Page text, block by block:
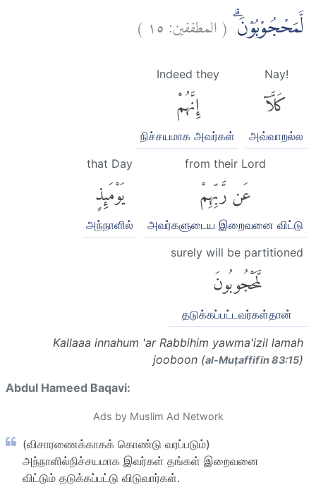
لَّمَحْجُوْبُوْنَۗ (المطففين:١٥ )
Nay!
كَلَّآ
அவ்வாறல்ல
Indeed they
إِنَّهُمْ
நிச்சயமாக அவர்கள்
from their Lord
عَن رَّبِّهِمْ
அவர்களுடைய இறைவனை விட்டு
that Day
يَوْمَئِذٍ
அந்நாளில்
surely will be partitioned
لَّمَحْجُوبُونَ
தடுக்கப்பட்டவர்கள்தான்
Kallaaa innahum 'ar Rabbihim yawma'izil lamah
jooboon (al-Muṭaffifīn 83:15)
Abdul Hameed Baqavi:
Ads by Muslim Ad Network
(விசாரணைக்காகக் கொண்டு வரப்படும்)
அந்நாளில்நிச்சயமாக இவர்கள் தங்கள் இறைவனை
விட்டும் தடுக்கப்பட்டு விடுவார்கள்.